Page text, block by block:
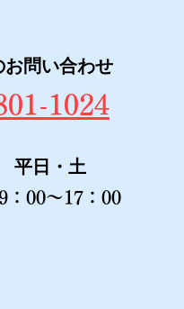
問い合わせ
1024
平日・土
：00～17：00